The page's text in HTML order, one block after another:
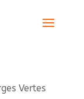
Vertes